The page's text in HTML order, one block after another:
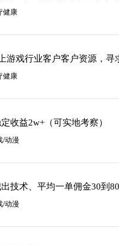
健康
健康
收益2w+（可实地考察）
/动漫
技术、平均一单佣金30到
/动漫